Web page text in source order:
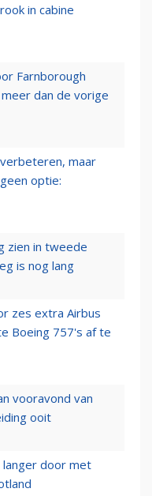
in cabine
Farnborough
dan de vorige
maar
optie:
zien in tweede
is nog lang
zes extra Airbus
Boeing 757's af te
vooravond van
ooit
langer door met